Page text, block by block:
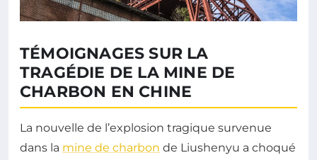
TÉMOIGNAGES SUR LA
TRAGÉDIE DE LA MINE DE
CHARBON EN CHINE
La nouvelle de l’explosion tragique survenue
dans la mine de charbon de Liushenyu a choqué